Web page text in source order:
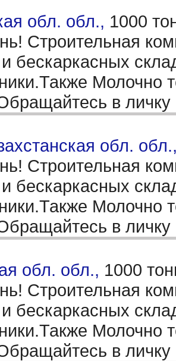
обл. обл., 1000
Строительная
бескаркасных
в
обл.
Строительная
бескаркасных
в
обл. обл., 1000
Строительная
бескаркасных
в